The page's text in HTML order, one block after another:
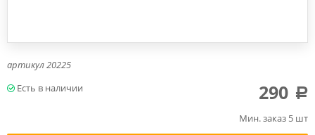
артикул20225
Мин. заказ 5 шт
290 a